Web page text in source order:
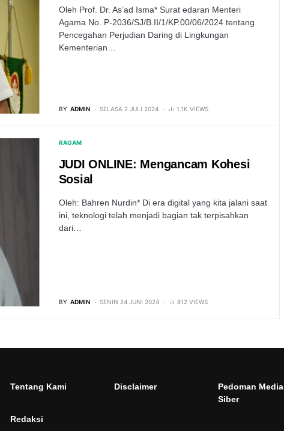
Oleh Prof. Dr. As’ad Isma* Surat edaran Menteri
Agama No. P-2036/SJ/B.II/1/KP.00/06/2024 tentang
Pencegahan Perjudian Daring di Lingkungan
Kementerian…
BY ADMIN SELASA 2 JULI 2024 1.1K VIEWS
RAGAM
JUDI ONLINE: Mengancam Kohesi
Sosial
Oleh: Bahren Nurdin* Di era digital yang kita jalani saat
ini, teknologi telah menjadi bagian tak terpisahkan
dari…
BY ADMIN SENIN 24 JUNI 2024 812 VIEWS
Tentang Kami Disclaimer
Pedoman Media
Siber
Redaksi